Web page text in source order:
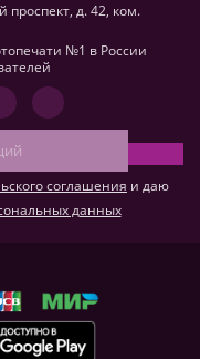
проспект, д. 42, ком.
№1 в России
соглашения и даю
данных